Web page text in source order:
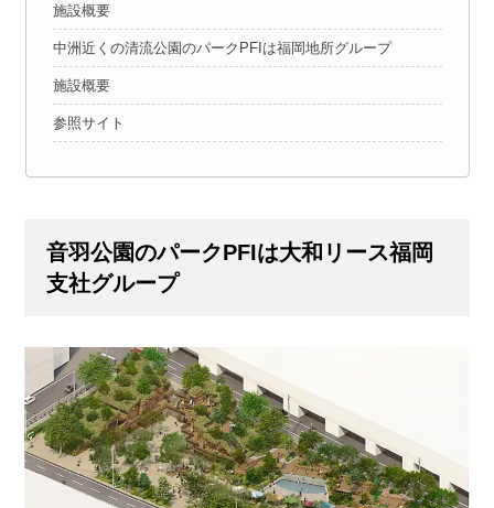
施設概要
中洲近くの清流公園のパークPFIは福岡地所グループ
施設概要
参照サイト
音羽公園のパークPFIは大和リース福岡
支社グループ